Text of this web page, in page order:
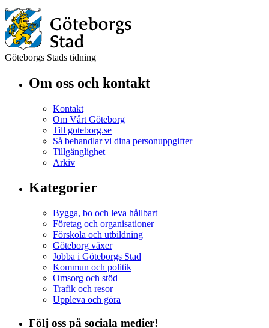
Göteborgs Stads tidning
Om oss och kontakt
Kontakt
Om Vårt Göteborg
Till goteborg.se
Så behandlar vi dina personuppgifter
Tillgänglighet
Arkiv
Kategorier
Bygga, bo och leva hållbart
Företag och organisationer
Förskola och utbildning
Göteborg växer
Jobba i Göteborgs Stad
Kommun och politik
Omsorg och stöd
Trafik och resor
Uppleva och göra
Följ oss på sociala medier!